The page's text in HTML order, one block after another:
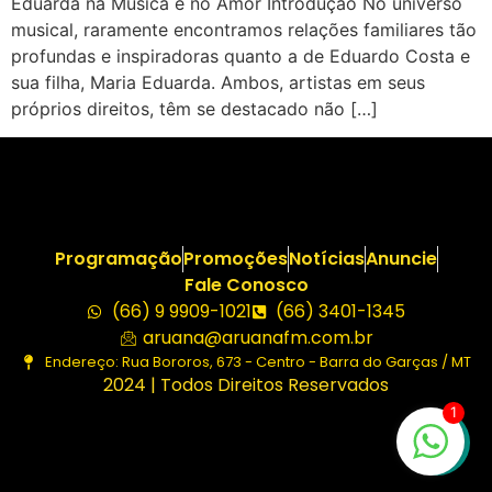
musical, raramente encontramos relações familiares tão
profundas e inspiradoras quanto a de Eduardo Costa e
sua filha, Maria Eduarda. Ambos, artistas em seus
próprios direitos, têm se destacado não […]
ProgramaçãoPromoçõesNotíciasAnuncie
Fale Conosco
(66) 9 9909-1021
(66) 3401-1345
aruana@aruanafm.com.br
Endereço: Rua Bororos, 673 - Centro - Barra do Garças / MT
2024 | Todos Direitos Reservados
1